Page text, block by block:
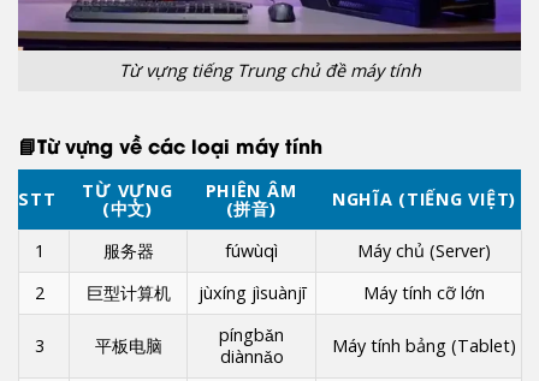
Từ vựng tiếng Trung chủ đề máy tính
📘Từ vựng về các loại máy tính
STT TỪ VỰNG
(中文)
PHIÊN ÂM
(拼音) NGHĨA (TIẾNG VIỆT)
1 服务器 fúwùqì
Máy chủ (Server)
2
巨型计算机 jùxíng jìsuànjī Máy tính cỡ lớn
3 平板电脑
píngbǎn
diànnǎo
Máy tính bảng (Tablet)